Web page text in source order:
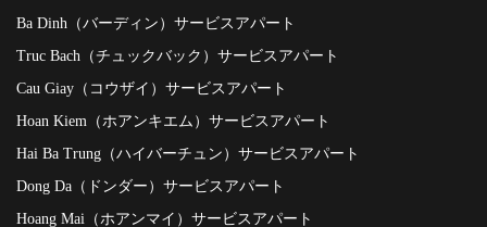
Ba Dinh（バーディン）サービスアパート
Truc Bach（チュックバック）サービスアパート
Cau Giay（コウザイ）サービスアパート
Hoan Kiem（ホアンキエム）サービスアパート
Hai Ba Trung（ハイバーチュン）サービスアパート
Dong Da（ドンダー）サービスアパート
Hoang Mai（ホアンマイ）サービスアパート